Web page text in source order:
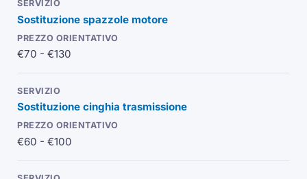
Sostituzione spazzole motore
€70 - €130
Sostituzione cinghia trasmissione
€60 - €100